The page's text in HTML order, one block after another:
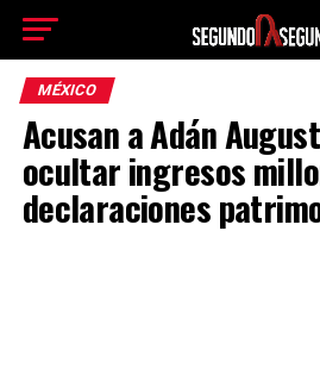
MÉXICO
Acusan a Adán
ocultar ingresos
declaraciones